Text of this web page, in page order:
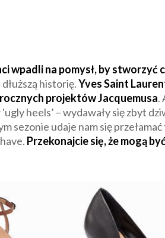
wpadli na pomysł, by
historię.Yves Saint
projektów Jacquemusa.
heels’ – wydawały się zbyt
sezonie udaje nam się
Przekonajcie się, że mogą